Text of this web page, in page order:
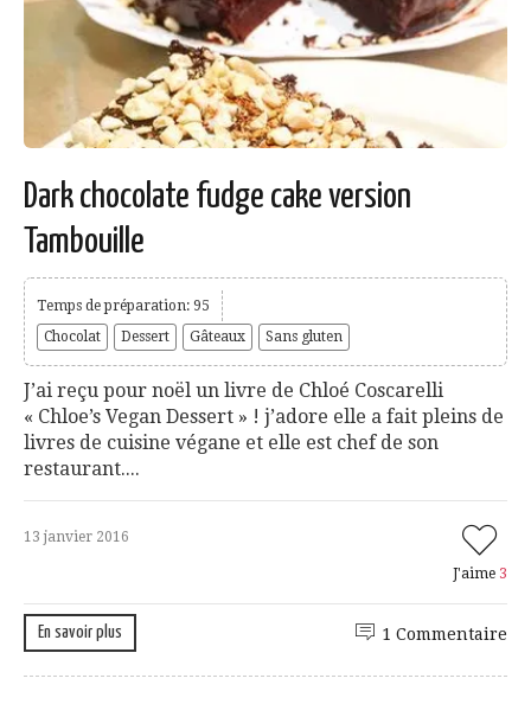
Dark chocolate fudge cake version
Tambouille
Temps de préparation: 95
Chocolat
Dessert Gâteaux Sans gluten
J’ai reçu pour noël un livre de Chloé Coscarelli
« Chloe’s Vegan Dessert » ! j’adore elle a fait pleins de
livres de cuisine végane et elle est chef de son
restaurant....
13 janvier 2016
J'aime 3
En savoir plus 1 Commentaire